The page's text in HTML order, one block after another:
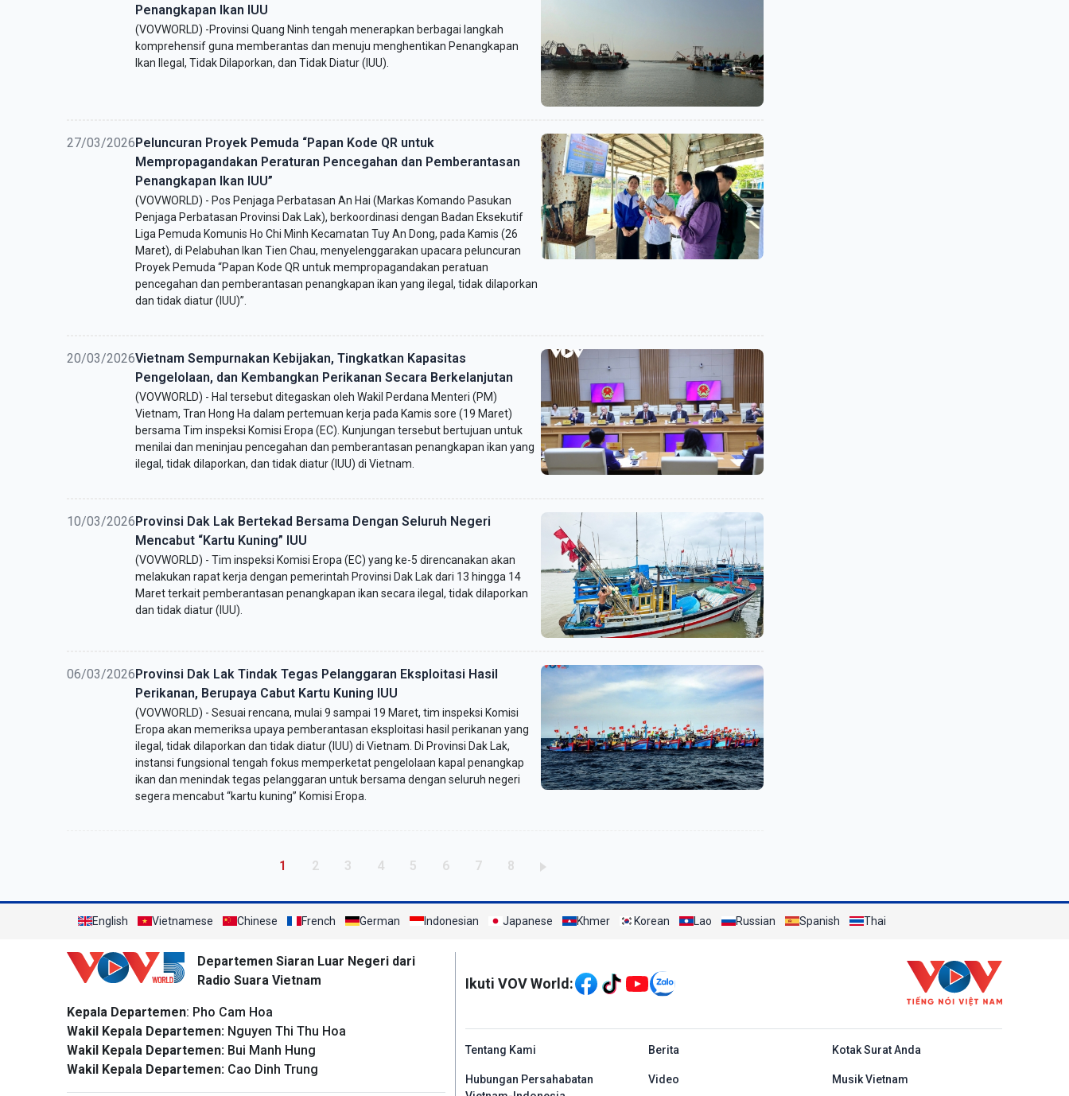
Penangkapan Ikan IUU
(VOVWORLD) -Provinsi Quang Ninh tengah menerapkan berbagai langkah
komprehensif guna memberantas dan menuju menghentikan Penangkapan
Ikan Ilegal, Tidak Dilaporkan, dan Tidak Diatur (IUU).
27/03/2026 Peluncuran Proyek Pemuda “Papan Kode QR untuk
Mempropagandakan Peraturan Pencegahan dan Pemberantasan
Penangkapan Ikan IUU”
(VOVWORLD) - Pos Penjaga Perbatasan An Hai (Markas Komando Pasukan
Penjaga Perbatasan Provinsi Dak Lak), berkoordinasi dengan Badan Eksekutif
Liga Pemuda Komunis Ho Chi Minh Kecamatan Tuy An Dong, pada Kamis (26
Maret), di Pelabuhan Ikan Tien Chau, menyelenggarakan upacara peluncuran
Proyek Pemuda “Papan Kode QR untuk mempropagandakan peratuan
pencegahan dan pemberantasan penangkapan ikan yang ilegal, tidak dilaporkan
dan tidak diatur (IUU)”.
20/03/2026Vietnam Sempurnakan Kebijakan, Tingkatkan Kapasitas
Pengelolaan, dan Kembangkan Perikanan Secara Berkelanjutan
(VOVWORLD) - Hal tersebut ditegaskan oleh Wakil Perdana Menteri (PM)
Vietnam, Tran Hong Ha dalam pertemuan kerja pada Kamis sore (19 Maret)
bersama Tim inspeksi Komisi Eropa (EC). Kunjungan tersebut bertujuan untuk
menilai dan meninjau pencegahan dan pemberantasan penangkapan ikan yang
ilegal, tidak dilaporkan, dan tidak diatur (IUU) di Vietnam.
10/03/2026 Provinsi Dak Lak Bertekad Bersama Dengan Seluruh Negeri
Mencabut “Kartu Kuning” IUU
(VOVWORLD) - Tim inspeksi Komisi Eropa (EC) yang ke-5 direncanakan akan
melakukan rapat kerja dengan pemerintah Provinsi Dak Lak dari 13 hingga 14
Maret terkait pemberantasan penangkapan ikan secara ilegal, tidak dilaporkan
dan tidak diatur (IUU).
06/03/2026Provinsi Dak Lak Tindak Tegas Pelanggaran Eksploitasi Hasil
Perikanan, Berupaya Cabut Kartu Kuning IUU
(VOVWORLD) - Sesuai rencana, mulai 9 sampai 19 Maret, tim inspeksi Komisi
Eropa akan memeriksa upaya pemberantasan eksploitasi hasil perikanan yang
ilegal, tidak dilaporkan dan tidak diatur (IUU) di Vietnam. Di Provinsi Dak Lak,
instansi fungsional tengah fokus memperketat pengelolaan kapal penangkap
ikan dan menindak tegas pelanggaran untuk bersama dengan seluruh negeri
segera mencabut “kartu kuning” Komisi Eropa.
Trang hiện thời
1 Trang
2 Trang
3 Trang
4 Trang
5 Trang
6 Trang
7 Trang
8
English Vietnamese Chinese French German Indonesian Japanese Khmer Korean Lao Russian Spanish Thai
Departemen Siaran Luar Negeri dari
Radio Suara Vietnam
Kepala Departemen: Pho Cam Hoa
Wakil Kepala Departemen: Nguyen Thi Thu Hoa
Wakil Kepala Departemen: Bui Manh Hung
Wakil Kepala Departemen: Cao Dinh Trung
Mạng xã hội
Ikuti VOV World:
menu footer tiếng Indo
Tentang Kami Berita Kotak Surat Anda
Hubungan Persahabatan
Video Musik Vietnam